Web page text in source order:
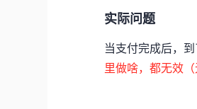
实际问题
当支付完成后，
里做啥，都无效